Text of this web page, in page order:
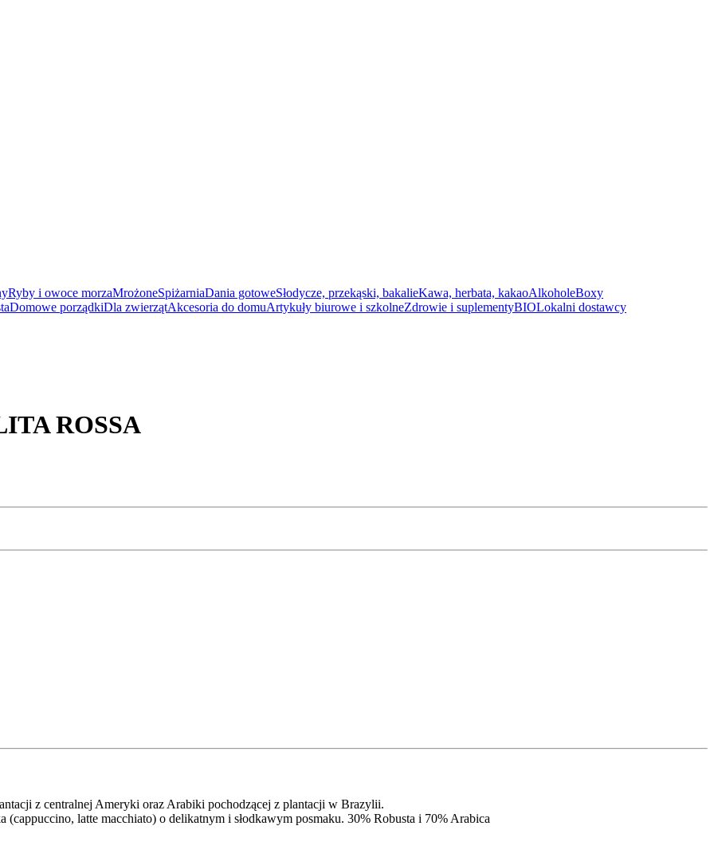
Ryby i owoce morzaMrożoneSpiżarniaDania gotoweSłodycze, przekąski, bakalieKawa, herbata, kakaoAlkoholeBoxy
Domowe porządkiDla zwierzątAkcesoria do domuArtykuły biurowe i szkolneZdrowie i suplementyBIOLokalni dostawcy
ROSSA
z centralnej Ameryki oraz Arabiki pochodzącej z plantacji w Brazylii.
latte macchiato) o delikatnym i słodkawym posmaku. 30% Robusta i 70% Arabica